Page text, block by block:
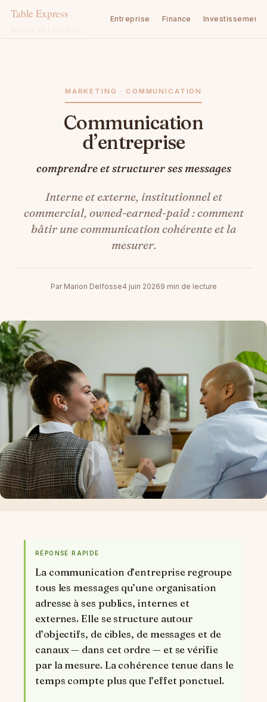
Entreprise Finance Investissement
MARKETING · COMMUNICATION
Communication
d’entreprise
comprendre et structurer ses messages
Interne et externe, institutionnel et
commercial, owned-earned-paid : comment
bâtir une communication cohérente et la
mesurer.
Par Marion Delfosse4 juin 20269 min de lecture
RÉPONSE RAPIDE
La communication d’entreprise regroupe
tous les messages qu’une organisation
adresse à ses publics, internes et
externes. Elle se structure autour
d’objectifs, de cibles, de messages et de
canaux — dans cet ordre — et se vérifie
par la mesure. La cohérence tenue dans le
temps compte plus que l’effet ponctuel.